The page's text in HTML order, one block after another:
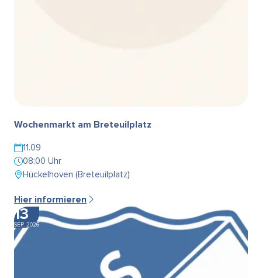
Wochenmarkt am Breteuilplatz
11.09
08:00 Uhr
Hückelhoven (Breteuilplatz)
Hier informieren
13
SEP. 2026